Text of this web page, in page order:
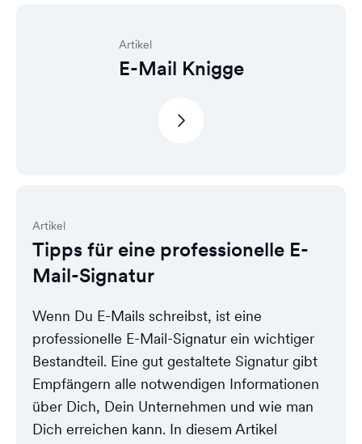
Artikel
E-Mail Knigge
Artikel
Tipps für eine professionelle E-
Mail-Signatur
Wenn Du E-Mails schreibst, ist eine
professionelle E-Mail-Signatur ein wichtiger
Bestandteil. Eine gut gestaltete Signatur gibt
Empfängern alle notwendigen Informationen
über Dich, Dein Unternehmen und wie man
Dich erreichen kann. In diesem Artikel